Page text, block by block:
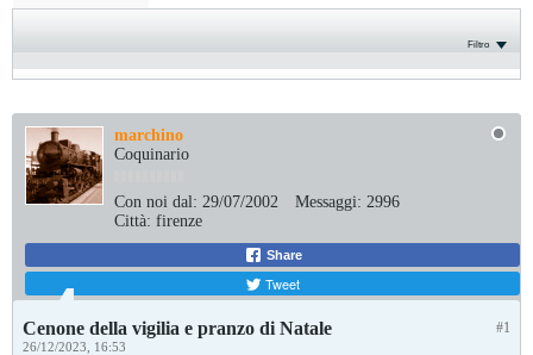
Filtro
marchino
Coquinario
Con noi dal: 29/07/2002 Messaggi: 2996
Città: firenze
Share
Tweet
#1
Cenone della vigilia e pranzo di Natale
26/12/2023, 16:53